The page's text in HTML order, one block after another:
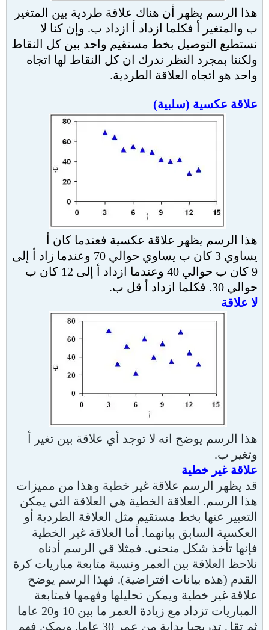
هذا الرسم يظهر أن هناك علاقة طردية بين المتغير
ب والمتغير أ فكلما ازداد أ ازداد ب. وإن كنا لا
نستطيع التوصيل بخط مستقيم واحد بين كل النقاط
ولكننا بمجرد النظر ندرك ان كل النقاط لها اتجاه
واحد هو اتجاه العلاقة الطردية.
علاقة عكسية (سلبية)
هذا الرسم يظهر علاقة عكسية فعندما كان أ
يساوي 3 كان ب يساوي حوالي 70 وعندما زاد أ إلى
9 كان ب حوالي 40 وعندما ازداد أ إلى 12 كان ب
حوالي 30. فكلما ازداد أ قل ب.
لا علاقة
هذا الرسم يوضح انه لا توجد أي علاقة بين تغير أ
وتغير ب.
علاقة غير خطية
قد يظهر الرسم علاقة غير خطية وهذا من مميزات
هذا الرسم. العلاقة الخطية هي العلاقة التي يمكن
التعبير عنها بخط مستقيم مثل العلاقة الطردية أو
العكسية السابق بيانهما. أما العلاقة غير الخطية
فإنها تأخذ شكل منحنى. فمثلا قي الرسم أدناه
نلاحظ العلاقة بين العمر ونسبة متابعة مباريات كرة
القدم (هذه بيانات افتراضية). فهذا الرسم يوضح
علاقة غير خطية ويمكن تحليلها وفهمها فمتابعة
المباريات تزداد مع زيادة العمر ما بين 10 و20 عاما
ثم تقل تدريجيا بداية من عمر 30 عاما. ويمكن فهم